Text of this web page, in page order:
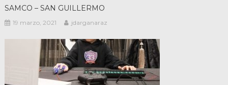
SAMCO – SAN GUILLERMO
19 marzo, 2021 jdarganaraz